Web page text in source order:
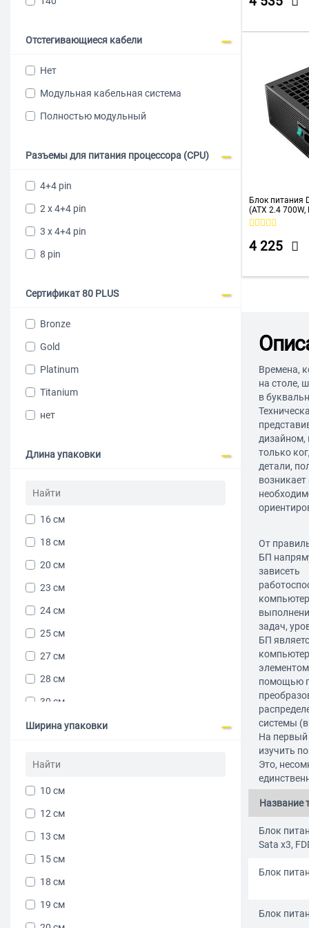
Raijintek
Thermalright
1650 Вт
Отстегивающиеся кабели
Нет
Модульная кабельная система
Полностью модульный
Разъемы для питания процессора (CPU)
4+4 pin
2 x 4+4 pin
3 x 4+4 pin
8 pin
Сертификат 80 PLUS
Bronze
Gold
Platinum
Titanium
нет
Длина упаковки
16 см
18 см
20 см
23 см
24 см
25 см
27 см
28 см
30 см
30.5 см
33 см
33.6 см
34 см
36 см
38 см
45 см
54 см
Ширина упаковки
10 см
12 см
13 см
15 см
18 см
19 см
Блок питания
(ATX 2.4
Plus, Active
4 225
Времена,
на столе,
в
дизайном,
только
детали,
От
БП
зависеть
задач,
БП
помощью
системы
На первый
изучить
Это,
Название
Блок
Sata x3,
Блок
Блок